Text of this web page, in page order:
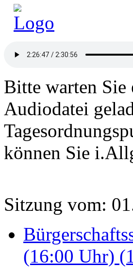
Bitte warten
Audiodatei
können Sie
Sitzung vom:
(16:00 Uhr)